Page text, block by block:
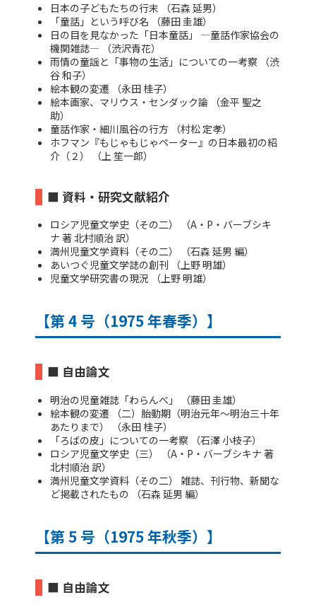
日本の子どもたちの行末 （石森 延男）
「童話」という呼び名 （藤田 圭雄）
日の目を見なかった「日本童話」 ―童話作家協会の
機関雑誌― （渋沢青花）
雨情の童謡と「事物の生活」についての一考察 （渋
谷 和子）
絵本観の変遷 （永田 桂子）
絵本画家、マリウス・センダック論 （金平 聖之
助）
童話作家・細川風谷の行方 （村松 定孝）
ホフマン『もじゃもじゃペーター』の日本最初の紹
介（２） （上 笙一郎）
■ 資料・研究文献紹介
ロシア児童文学史（その二） （A・P・バーブシキ
ナ 著 北村順治 訳）
満州児童文学資料（その二） （石森 延男 編）
あいつぐ児童文学誌の創刊 （上野 明雄）
児童文学研究書の現況 （上野 明雄）
【第 4 号（1975 年春季）】
■ 自由論文
明治の児童雑誌「わらんべ」 （藤田 圭雄）
絵本観の変遷 （二）胎動期（明治元年～明治三十年
あたりまで） （永田 桂子）
「ろばの皮」についての一考察 （石澤 小枝子）
ロシア児童文学史（三） （A・P・バーブシキナ 著
北村順治 訳）
満州児童文学資料（その二） 雑誌、刊行物、新聞な
ど掲載されたもの （石森 延男 編）
【第 5 号（1975 年秋季）】
■ 自由論文